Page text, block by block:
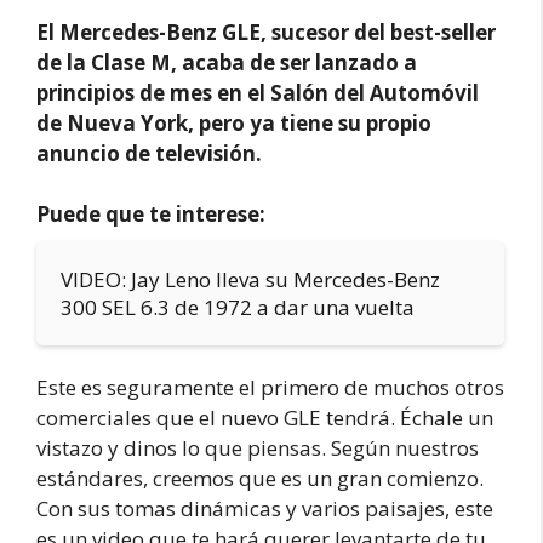
El Mercedes-Benz GLE, sucesor del best-seller
de la Clase M, acaba de ser lanzado a
principios de mes en el Salón del Automóvil
de Nueva York, pero ya tiene su propio
anuncio de televisión.
Puede que te interese:
VIDEO: Jay Leno lleva su Mercedes-Benz
300 SEL 6.3 de 1972 a dar una vuelta
Este es seguramente el primero de muchos otros
comerciales que el nuevo GLE tendrá. Échale un
vistazo y dinos lo que piensas. Según nuestros
estándares, creemos que es un gran comienzo.
Con sus tomas dinámicas y varios paisajes, este